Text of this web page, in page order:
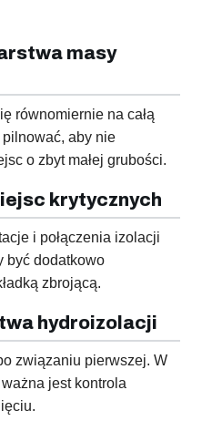
masy
równomiernie na całą
aby nie
o zbyt małej grubości.
krytycznych
i połączenia izolacji
być dodatkowo
zbrojącą.
hydroizolacji
związaniu pierwszej. W
jest kontrola